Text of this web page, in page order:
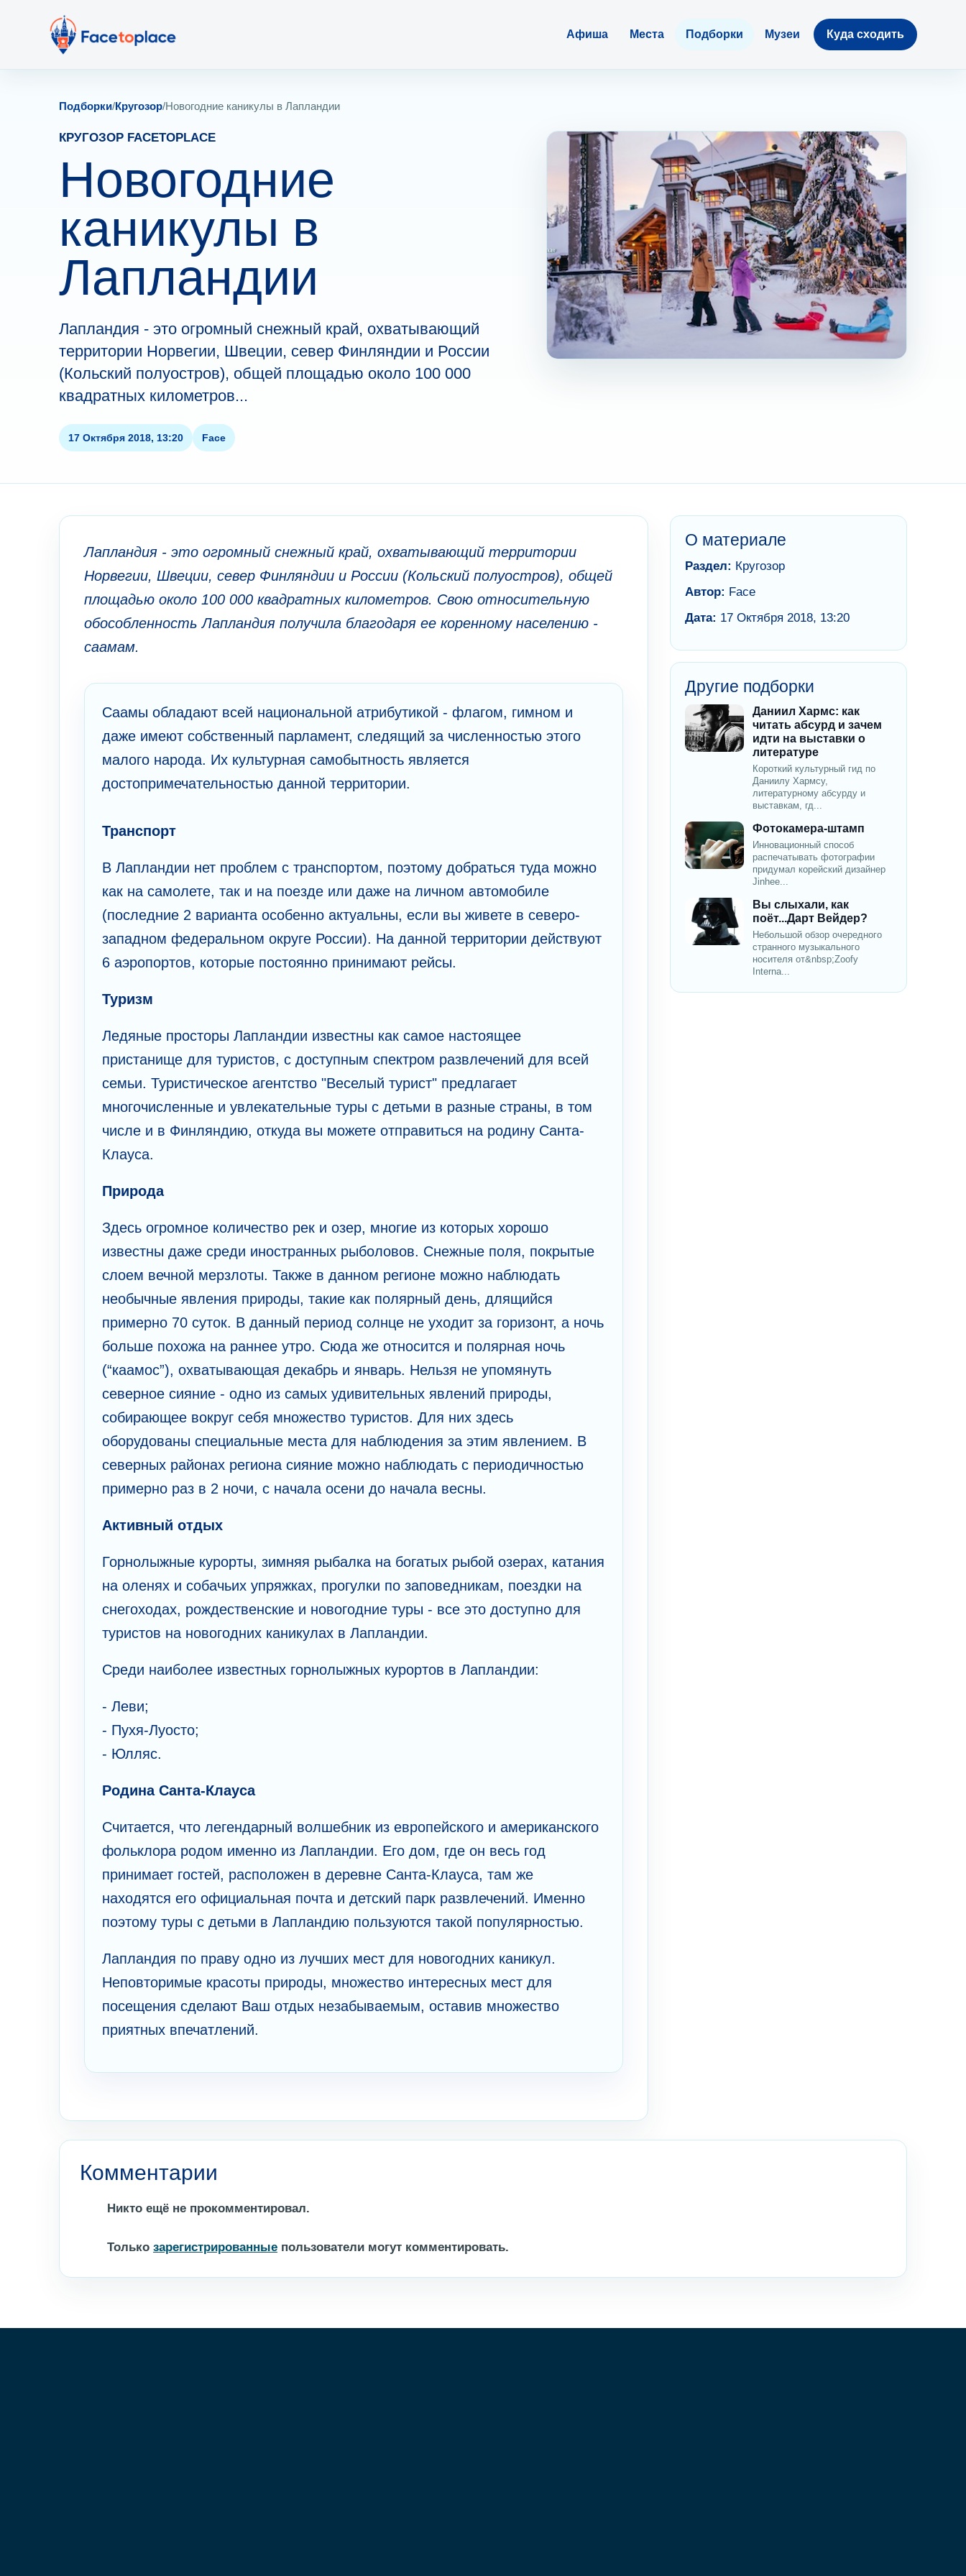
Афиша Места Подборки Музеи Куда сходить
Подборки/Кругозор/Новогодние каникулы в Лапландии
КРУГОЗОР FACETOPLACE
Новогодние
каникулы в
Лапландии
Лапландия - это огромный снежный край, охватывающий
территории Норвегии, Швеции, север Финляндии и России
(Кольский полуостров), общей площадью около 100 000
квадратных километров...
17 Октября 2018, 13:20 Face
Лапландия - это огромный снежный край, охватывающий территории
Норвегии, Швеции, север Финляндии и России (Кольский полуостров), общей
площадью около 100 000 квадратных километров. Свою относительную
обособленность Лапландия получила благодаря ее коренному населению -
саамам.
Саамы обладают всей национальной атрибутикой - флагом, гимном и
даже имеют собственный парламент, следящий за численностью этого
малого народа. Их культурная самобытность является
достопримечательностью данной территории.
Транспорт
В Лапландии нет проблем с транспортом, поэтому добраться туда можно
как на самолете, так и на поезде или даже на личном автомобиле
(последние 2 варианта особенно актуальны, если вы живете в северо-
западном федеральном округе России). На данной территории действуют
6 аэропортов, которые постоянно принимают рейсы.
Туризм
Ледяные просторы Лапландии известны как самое настоящее
пристанище для туристов, с доступным спектром развлечений для всей
семьи. Туристическое агентство "Веселый турист" предлагает
многочисленные и увлекательные туры с детьми в разные страны, в том
числе и в Финляндию, откуда вы можете отправиться на родину Санта-
Клауса.
Природа
Здесь огромное количество рек и озер, многие из которых хорошо
известны даже среди иностранных рыболовов. Снежные поля, покрытые
слоем вечной мерзлоты. Также в данном регионе можно наблюдать
необычные явления природы, такие как полярный день, длящийся
примерно 70 суток. В данный период солнце не уходит за горизонт, а ночь
больше похожа на раннее утро. Сюда же относится и полярная ночь
(“каамос”), охватывающая декабрь и январь. Нельзя не упомянуть
северное сияние - одно из самых удивительных явлений природы,
собирающее вокруг себя множество туристов. Для них здесь
оборудованы специальные места для наблюдения за этим явлением. В
северных районах региона сияние можно наблюдать с периодичностью
примерно раз в 2 ночи, с начала осени до начала весны.
Активный отдых
Горнолыжные курорты, зимняя рыбалка на богатых рыбой озерах, катания
на оленях и собачьих упряжках, прогулки по заповедникам, поездки на
снегоходах, рождественские и новогодние туры - все это доступно для
туристов на новогодних каникулах в Лапландии.
Среди наиболее известных горнолыжных курортов в Лапландии:
- Леви;
- Пухя-Луосто;
- Юлляс.
Родина Санта-Клауса
Считается, что легендарный волшебник из европейского и американского
фольклора родом именно из Лапландии. Его дом, где он весь год
принимает гостей, расположен в деревне Санта-Клауса, там же
находятся его официальная почта и детский парк развлечений. Именно
поэтому туры с детьми в Лапландию пользуются такой популярностью.
Лапландия по праву одно из лучших мест для новогодних каникул.
Неповторимые красоты природы, множество интересных мест для
посещения сделают Ваш отдых незабываемым, оставив множество
приятных впечатлений.
О материале
Раздел: Кругозор
Автор: Face
Дата: 17 Октября 2018, 13:20
Другие подборки
Даниил Хармс: как
читать абсурд и зачем
идти на выставки о
литературе
Короткий культурный гид по
Даниилу Хармсу,
литературному абсурду и
выставкам, гд...
Фотокамера-штамп
Инновационный способ
распечатывать фотографии
придумал корейский дизайнер
Jinhee...
Вы слыхали, как
поёт...Дарт Вейдер?
Небольшой обзор очередного
странного музыкального
носителя от&nbsp;Zoofy
Interna...
Комментарии
Никто ещё не прокомментировал.
Только зарегистрированные пользователи могут комментировать.